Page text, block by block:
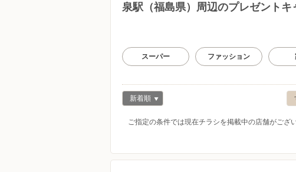
泉駅（福島県）周辺のプレゼント
スーパー ファッション
新着順
ご指定の条件では現在チラシを掲載中の店舗がござ